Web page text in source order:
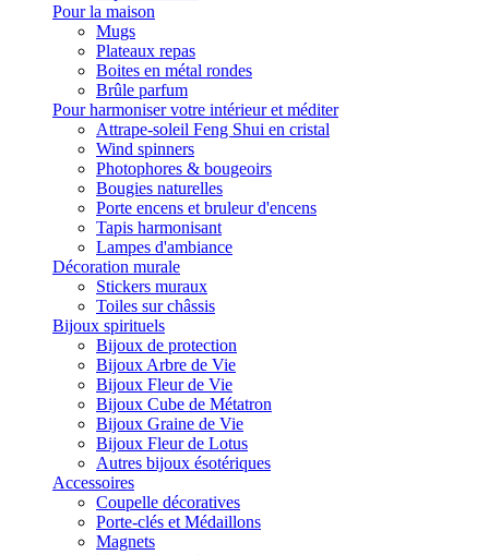
Pour la maison
Mugs
Plateaux repas
Boites en métal rondes
Brûle parfum
Pour harmoniser votre intérieur et méditer
Attrape-soleil Feng Shui en cristal
Wind spinners
Photophores & bougeoirs
Bougies naturelles
Porte encens et bruleur d'encens
Tapis harmonisant
Lampes d'ambiance
Décoration murale
Stickers muraux
Toiles sur châssis
Bijoux spirituels
Bijoux de protection
Bijoux Arbre de Vie
Bijoux Fleur de Vie
Bijoux Cube de Métatron
Bijoux Graine de Vie
Bijoux Fleur de Lotus
Autres bijoux ésotériques
Accessoires
Coupelle décoratives
Porte-clés et Médaillons
Magnets